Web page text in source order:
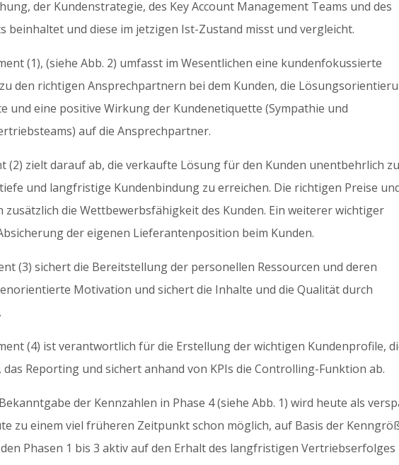
der Kundenstrategie, des Key Account Management Teams und des
beinhaltet und diese im jetzigen Ist-Zustand misst und vergleicht.
(1), (siehe Abb. 2) umfasst im Wesentlichen eine kundenfokussierte
den richtigen Ansprechpartnern bei dem Kunden, die
und eine positive Wirkung der Kundenetiquette (Sympathie und
auf die Ansprechpartner.
(2) zielt darauf ab, die verkaufte Lösung für den Kunden unentbehrlich zu
und langfristige Kundenbindung zu erreichen. Die richtigen Preise
die Wettbewerbsfähigkeit des Kunden. Ein weiterer wichtiger
der eigenen Lieferantenposition beim Kunden.
(3) sichert die Bereitstellung der personellen Ressourcen und deren
Motivation und sichert die Inhalte und die Qualität durch
(4) ist verantwortlich für die Erstellung der wichtigen Kundenprofile,
das Reporting und sichert anhand von KPIs die Controlling-Funktion ab.
der Kennzahlen in Phase 4 (siehe Abb. 1) wird heute als
zu einem viel früheren Zeitpunkt schon möglich, auf Basis der
Phasen 1 bis 3 aktiv auf den Erhalt des langfristigen Vertriebserfolges